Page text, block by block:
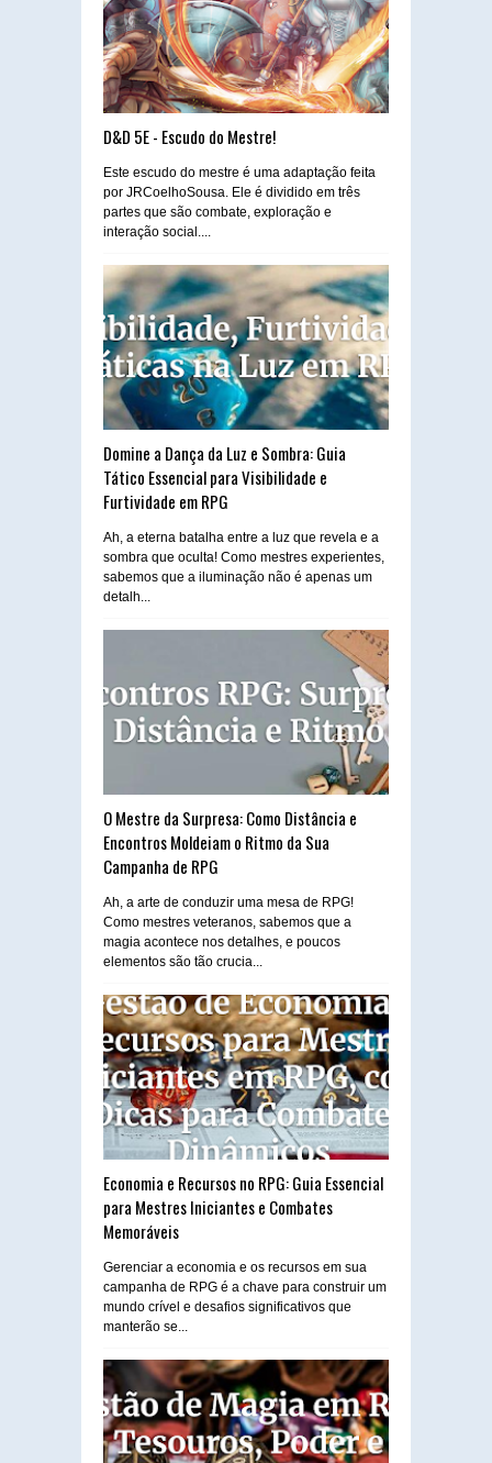
D&D 5E - Escudo do Mestre!
Este escudo do mestre é uma adaptação feita
por JRCoelhoSousa. Ele é dividido em três
partes que são combate, exploração e
interação social....
Domine a Dança da Luz e Sombra: Guia
Tático Essencial para Visibilidade e
Furtividade em RPG
Ah, a eterna batalha entre a luz que revela e a
sombra que oculta! Como mestres experientes,
sabemos que a iluminação não é apenas um
detalh...
O Mestre da Surpresa: Como Distância e
Encontros Moldeiam o Ritmo da Sua
Campanha de RPG
Ah, a arte de conduzir uma mesa de RPG!
Como mestres veteranos, sabemos que a
magia acontece nos detalhes, e poucos
elementos são tão crucia...
Economia e Recursos no RPG: Guia Essencial
para Mestres Iniciantes e Combates
Memoráveis
Gerenciar a economia e os recursos em sua
campanha de RPG é a chave para construir um
mundo crível e desafios significativos que
manterão se...